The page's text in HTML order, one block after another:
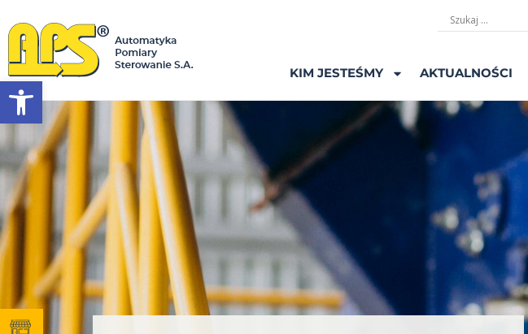
Otwórz pasek narzędzi KIM JESTEŚMY AKTUALNOŚCI